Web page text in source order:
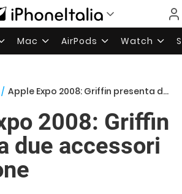
Mac AirPods Watch
/ Apple Expo 2008: Griffin presenta due accessori per iPhone
2008: Griffin
due accessori